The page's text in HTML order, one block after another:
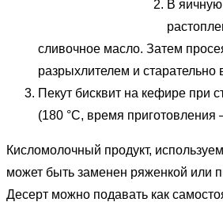
В
сливочное масло. Затем
разрыхлителем и старательно
Пекут бисквит на кефире при
(180 °С, время приготовления
Кисломолочный продукт,
может быть заменен ряженкой или
Десерт можно подавать как